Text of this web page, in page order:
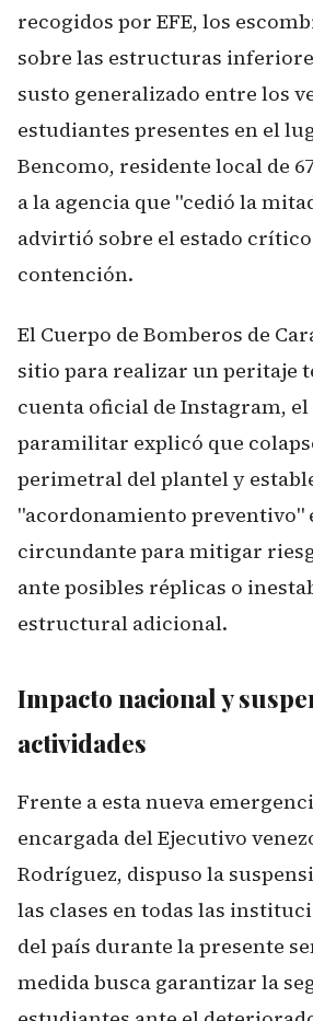
recogidos por EFE, los
sobre las estructuras
susto generalizado entre los
estudiantes presentes en el
Bencomo, residente local de
a la agencia que "cedió la
advirtió sobre el estado
contención.
El Cuerpo de Bomberos de
sitio para realizar un peritaje
cuenta oficial de Instagram,
paramilitar explicó que
perimetral del plantel y
"acordonamiento preventivo"
circundante para mitigar
ante posibles réplicas o
estructural adicional.
Impacto nacional y
actividades
Frente a esta nueva
encargada del Ejecutivo
Rodríguez, dispuso la
las clases en todas las
del país durante la presente
medida busca garantizar la